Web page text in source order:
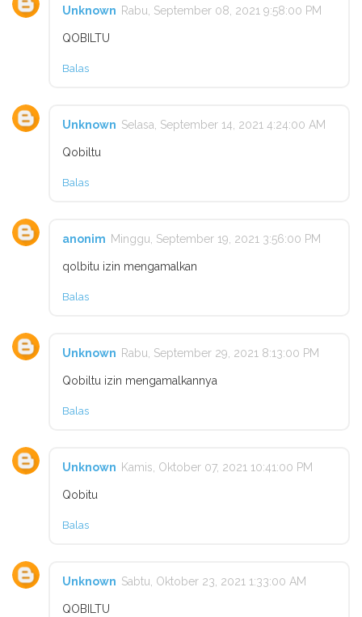
Unknown Rabu, September 08, 2021 9:58:00 PM
QOBILTU
Balas
Unknown Selasa, September 14, 2021 4:24:00 AM
Qobiltu
Balas
anonim Minggu, September 19, 2021 3:56:00 PM
qolbitu izin mengamalkan
Balas
Unknown Rabu, September 29, 2021 8:13:00 PM
Qobiltu izin mengamalkannya
Balas
Unknown Kamis, Oktober 07, 2021 10:41:00 PM
Qobitu
Balas
Unknown Sabtu, Oktober 23, 2021 1:33:00 AM
QOBILTU